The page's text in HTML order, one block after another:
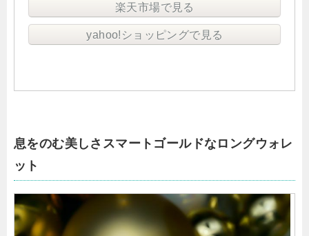
楽天市場で見る
yahoo!ショッピングで見る
息をのむ美しさスマートゴールドなロングウォレ
ット